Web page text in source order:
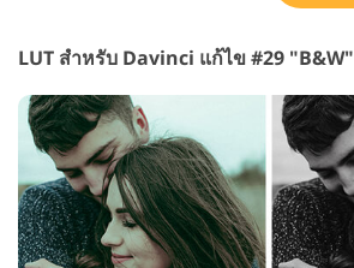
LUT สำหรับ Davinci แก้ไข #29 "B&W"